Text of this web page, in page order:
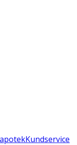
Kundservice